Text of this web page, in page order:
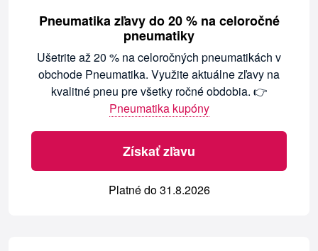
Pneumatika zľavy do 20 % na celoročné
pneumatiky
Ušetrite až 20 % na celoročných pneumatikách v
obchode Pneumatika. Využite aktuálne zľavy na
kvalitné pneu pre všetky ročné obdobia. 👉
Pneumatika kupóny
Získať zľavu
Platné do 31.8.2026